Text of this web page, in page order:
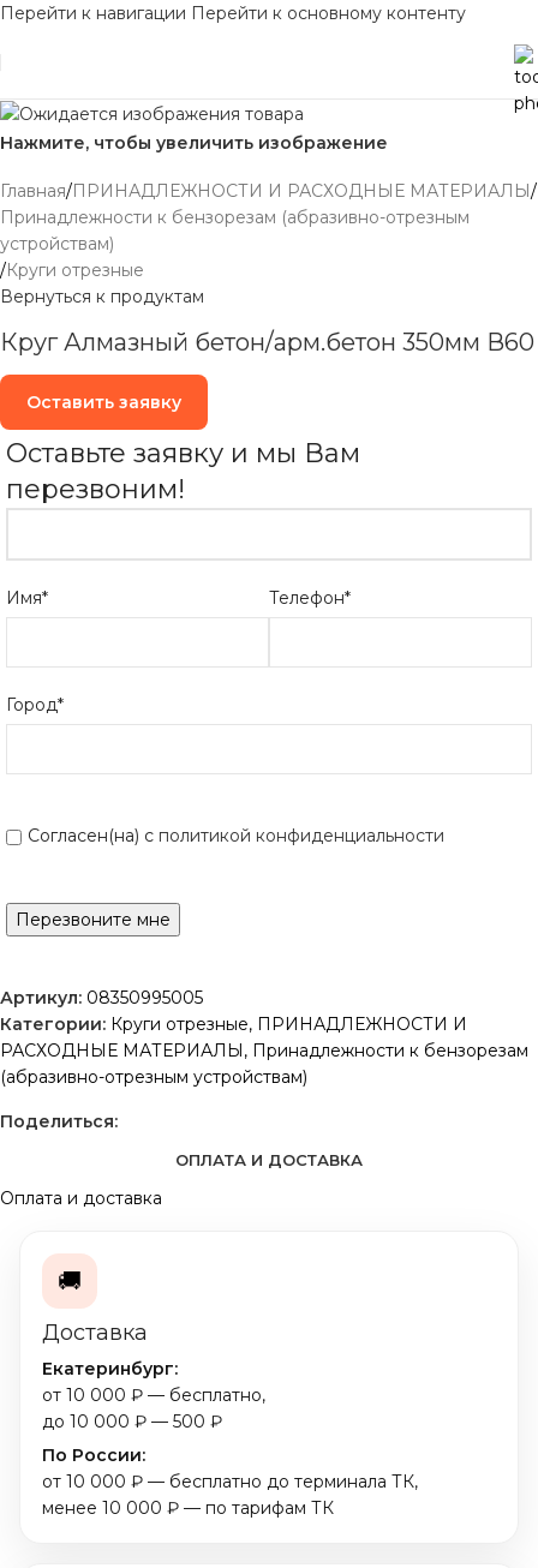
Перейти к навигации Перейти к основному контенту
Нажмите, чтобы увеличить изображение
Главная/ПРИНАДЛЕЖНОСТИ И РАСХОДНЫЕ МАТЕРИАЛЫ /
Принадлежности к бензорезам (абразивно-отрезным
устройствам)
/Круги отрезные
Вернуться к продуктам
Круг Алмазный бетон/арм.бетон 350мм В60
Оставить заявку
Оставьте заявку и мы Вам
перезвоним!
Имя* Телефон*
Город*
Согласен(на) с политикой конфиденциальности
Артикул: 08350995005
Категории: Круги отрезные, ПРИНАДЛЕЖНОСТИ И
РАСХОДНЫЕ МАТЕРИАЛЫ , Принадлежности к бензорезам
(абразивно-отрезным устройствам)
Поделиться:
ОПЛАТА И ДОСТАВКА
Оплата и доставка
🚚
Доставка
Екатеринбург:
от 10 000 ₽ — бесплатно,
до 10 000 ₽ — 500 ₽
По России:
от 10 000 ₽ — бесплатно до терминала ТК,
менее 10 000 ₽ — по тарифам ТК